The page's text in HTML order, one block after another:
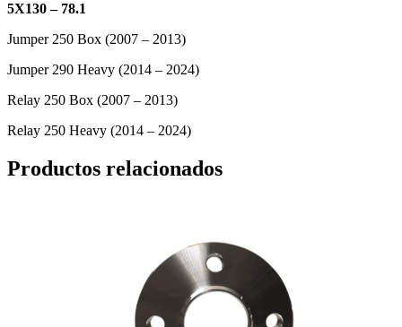
5X130 – 78.1
Jumper 250 Box (2007 – 2013)
Jumper 290 Heavy (2014 – 2024)
Relay 250 Box (2007 – 2013)
Relay 250 Heavy (2014 – 2024)
Productos relacionados